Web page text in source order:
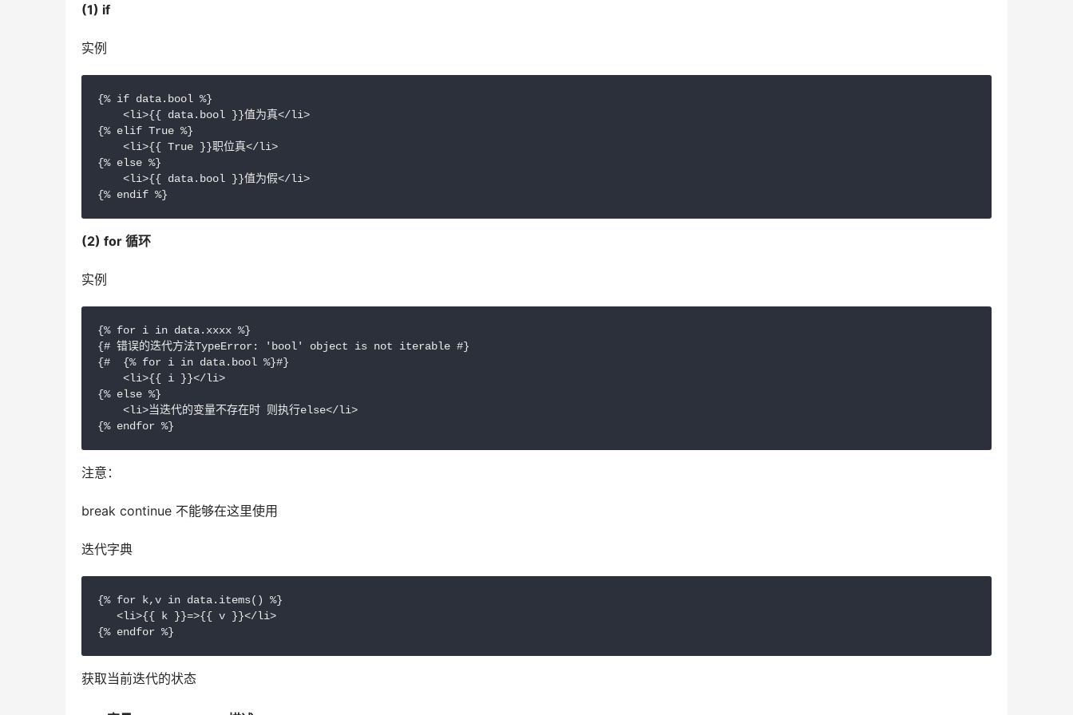
(1) if
实例
{% if data.bool %}
    <li>{{ data.bool }}值为真</li>
{% elif True %}
    <li>{{ True }}职位真</li>
{% else %}
    <li>{{ data.bool }}值为假</li>
{% endif %}
(2) for 循环
实例
{% for i in data.xxxx %}
{# 错误的迭代方法TypeError: 'bool' object is not iterable #}
{#  {% for i in data.bool %}#}
    <li>{{ i }}</li>
{% else %}
    <li>当迭代的变量不存在时 则执行else</li>
{% endfor %}
注意：
break continue 不能够在这里使用
迭代字典
{% for k,v in data.items() %}
   <li>{{ k }}=>{{ v }}</li>
{% endfor %}
获取当前迭代的状态